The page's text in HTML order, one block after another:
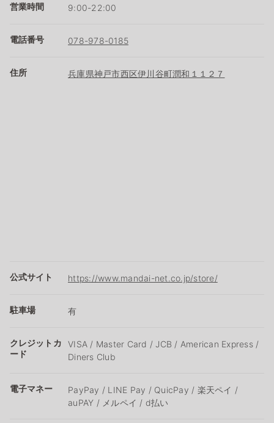
営業時間 9:00-22:00
電話番号 078-978-0185
住所 兵庫県神戸市西区伊川谷町潤和１１２７
公式サイト https://www.mandai-net.co.jp/store/
駐車場 有
クレジットカ
ード
VISA / Master Card / JCB / American Express /
Diners Club
電子マネー
PayPay / LINE Pay / QuicPay / 楽天ペイ /
auPAY / メルペイ / d払い